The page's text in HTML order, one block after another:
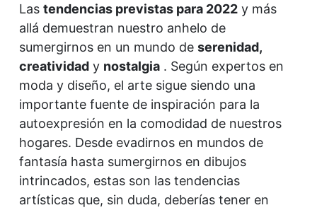
Las tendencias previstas para 2022 y más
allá demuestran nuestro anhelo de
sumergirnos en un mundo de serenidad,
creatividad y nostalgia . Según expertos en
moda y diseño, el arte sigue siendo una
importante fuente de inspiración para la
autoexpresión en la comodidad de nuestros
hogares. Desde evadirnos en mundos de
fantasía hasta sumergirnos en dibujos
intrincados, estas son las tendencias
artísticas que, sin duda, deberías tener en